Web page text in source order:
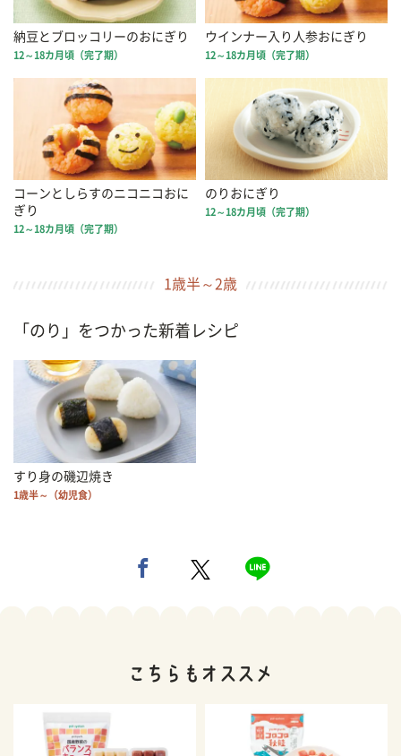
納豆とブロッコリーのおにぎり
12～18カ月頃（完了期）
ウインナー入り人参おにぎり
12～18カ月頃（完了期）
コーンとしらすのニコニコおに
ぎり
12～18カ月頃（完了期）
のりおにぎり
12～18カ月頃（完了期）
1歳半～2歳
「のり」をつかった新着レシピ
すり身の磯辺焼き
1歳半～（幼児食）